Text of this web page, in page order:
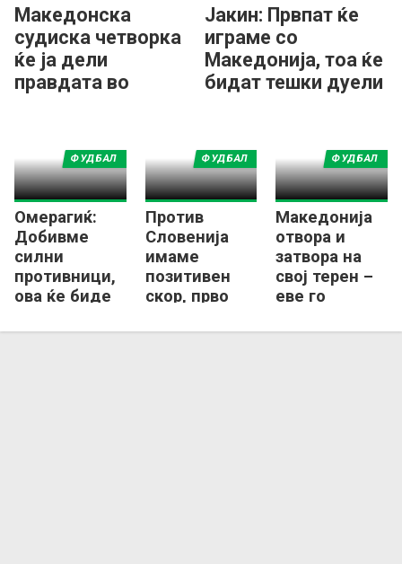
Македонска
судиска четворка
ќе ја дели
правдата во
Јакин: Првпат ќе
играме со
Македонија, тоа ќе
бидат тешки дуели
Омерагиќ:
Добивме
силни
противници,
ова ќе биде
тест за
ФУДБАЛ
Против
Словенија
имаме
позитивен
скор, прво
со
ФУДБАЛ
Македонија
отвора и
затвора на
свој терен –
еве го
во Лигата на
ФУДБАЛ